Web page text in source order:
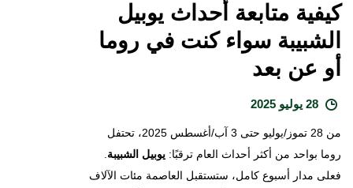
كيفية متابعة أحداث يوبيل
الشبيبة سواء كنت في روما
أو عن بعد
من 28 تموز/يوليو حتى 3 آب/أغسطس 2025، تحتفل
روما بواحد من أكثر أحداث العام ترقبًا: يوبيل الشبيبة.
فعلى مدار أسبوع كامل، ستستقبل العاصمة مئات الآلاف